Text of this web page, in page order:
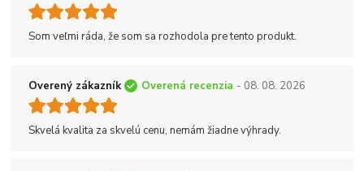
Som veľmi ráda, že som sa rozhodola pre tento produkt.
Overený zákazník Overená recenzia - 08. 08. 2026
Skvelá kvalita za skvelú cenu, nemám žiadne výhrady.